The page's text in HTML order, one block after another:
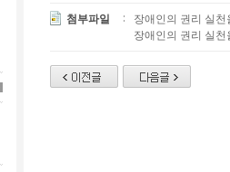
첨부파일
장애인의 권리 실
장애인의 권리 실